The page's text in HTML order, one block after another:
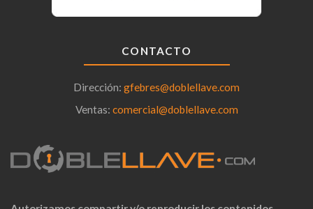
CONTACTO
Dirección: gfebres@doblellave.com
Ventas: comercial@doblellave.com